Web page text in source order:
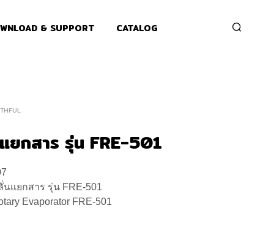
& SUPPORT CATALOG
ยกสาร รุ่น FRE-501
นแยกสาร รุ่น FRE-501
Evaporator FRE-501